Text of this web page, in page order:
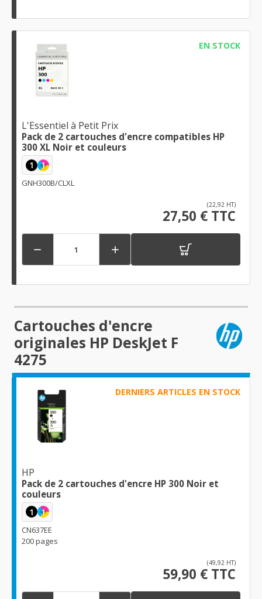
EN STOCK
L'Essentiel à Petit Prix
Pack de 2 cartouches d'encre compatibles HP
300 XL Noir et couleurs
1 1
GNH300B/CLXL
(22,92 HT)
27,50 € TTC
 
Cartouches d'encre
originales HP DeskJet F
4275
DERNIERS ARTICLES EN STOCK
HP
Pack de 2 cartouches d'encre HP 300 Noir et
couleurs
1 1
CN637EE
200 pages
(49,92 HT)
59,90 € TTC